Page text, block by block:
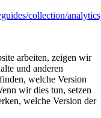
collection/
arbeiten, zeigen wir
und anderen
welche Version
wir dies tun, setzen
welche Version der